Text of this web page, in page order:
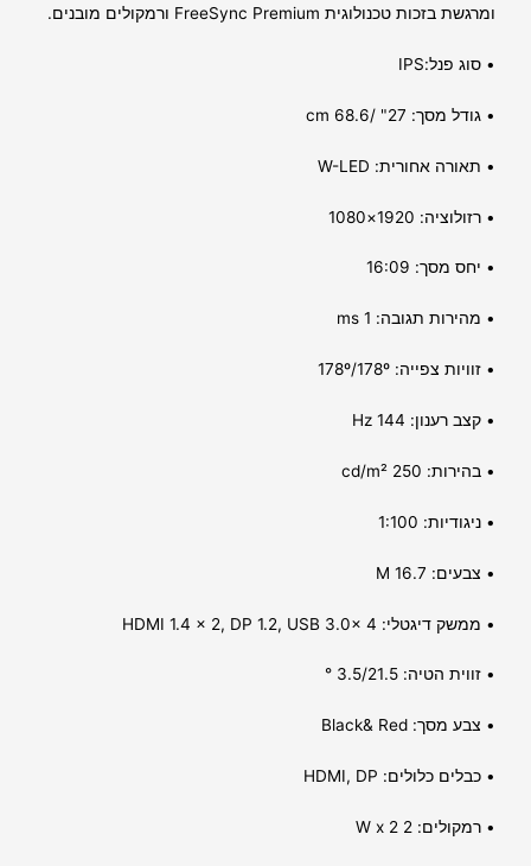
ומרגשת בזכות טכנולוגית FreeSync Premium ורמקולים מובנים.
• סוג פנל:IPS
• גודל מסך: 27" /68.6 cm
• תאורה אחורית: W-LED
• רזולוציה: 1920×1080
• יחס מסך: 16:09
• מהירות תגובה: 1 ms
• זוויות צפייה: 178º/178º
• קצב רענון: 144 Hz
• בהירות: 250 cd/m²
• ניגודיות: 1:100
• צבעים: 16.7 M
• ממשק דיגטלי: HDMI 1.4 x 2, DP 1.2, USB 3.0x 4
• זווית הטיה: ­3.5/21.5 °
• צבע מסך: Black& Red
• כבלים כלולים: HDMI, DP
• רמקולים: 2 W x 2